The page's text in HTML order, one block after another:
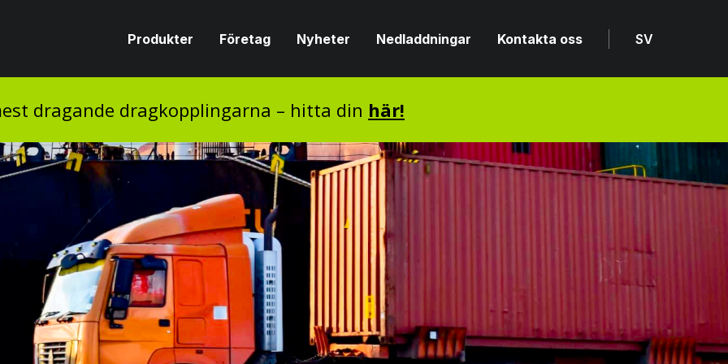
Produkter Företag Nyheter Nedladdningar Kontakta oss SV
dragande dragkopplingarna – hitta din här!